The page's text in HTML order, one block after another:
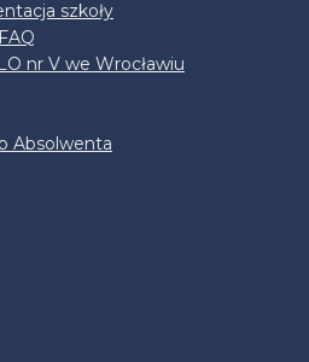
szkoły
nr V we Wrocławiu
Absolwenta